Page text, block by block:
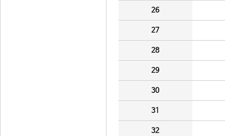
26
27
28
29
30
31
32